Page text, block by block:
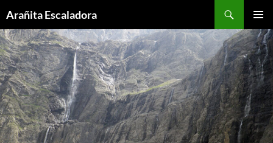
to
content
Arañita Escaladora
MENU